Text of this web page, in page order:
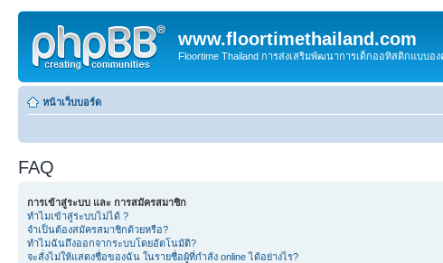
www.floortimethailand.com
Floortime Thailand การส่งเสริมพัฒนาการเด็กออทิสติกแบบ
หน้าเว็บบอร์ด
FAQ
การเข้าสู่ระบบ และ การสมัครสมาชิก
ทำไมเข้าสู่ระบบไม่ได้ ?
จำเป็นต้องสมัครสมาชิกด้วยหรือ?
ทำไมฉันถึงออกจากระบบโดยอัตโนมัติ?
จะสั่งไม่ให้แสดงชื่อของฉัน ในรายชื่อผู้ที่กำลัง online ได้อย่างไร?